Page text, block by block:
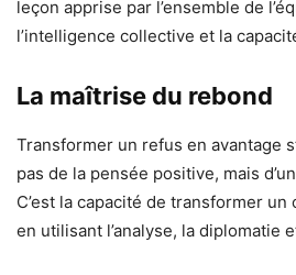
leçon apprise par l’ensemble de
l’intelligence collective et la
La maîtrise du rebond
Transformer un refus en avantage
pas de la pensée positive, mais
C’est la capacité de transformer
en utilisant l’analyse, la diplomatie